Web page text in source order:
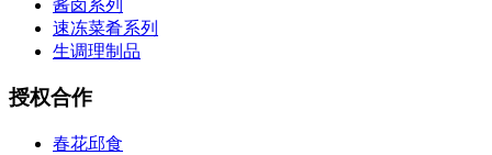
酱卤系列
速冻菜肴系列
生调理制品
授权合作
春花邱食